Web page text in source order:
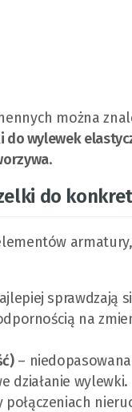
można
do wylewek
.
do
sprawdzają
na
–
działanie wylewki.